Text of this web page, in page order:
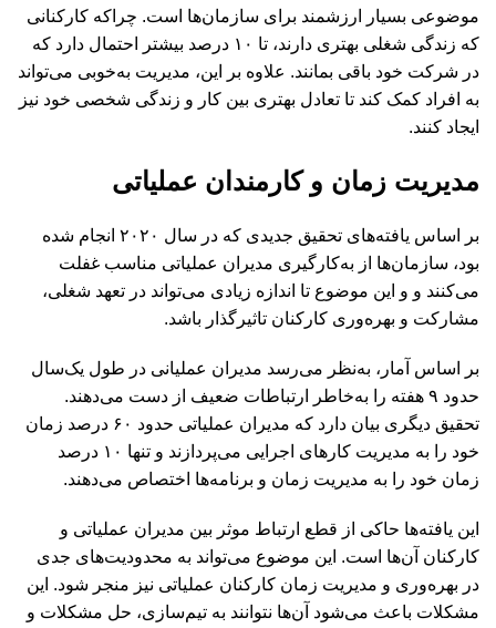
موضوعی بسیار ارزشمند برای سازمان‌ها است. چراکه کارکنانی
که زندگی شغلی بهتری دارند، تا ۱۰ درصد بیشتر احتمال دارد که
در شرکت خود باقی بمانند. علاوه بر این، مدیریت به‌خوبی می‌تواند
به افراد کمک کند تا تعادل بهتری بین کار و زندگی شخصی خود نیز
ایجاد کنند.
مدیریت زمان و کارمندان عملیاتی
بر اساس یافته‌های تحقیق جدیدی که در سال ۲۰۲۰ انجام شده
بود، سازمان‌ها از به‌کارگیری مدیران عملیاتی مناسب غفلت
می‌کنند و و این موضوع تا اندازه زیادی می‌تواند در تعهد شغلی،
مشارکت و بهره‌وری کارکنان تاثیرگذار باشد.
بر اساس آمار، به‌نظر می‌رسد مدیران عملیانی در طول یک‌سال
حدود ۹ هفته را به‌خاطر ارتباطات ضعیف از دست می‌دهند.
تحقیق دیگری بیان دارد که مدیران عملیاتی حدود ۶۰ درصد زمان
خود را به مدیریت کارهای اجرایی می‌پردازند و تنها ۱۰ درصد
زمان خود را به مدیریت زمان و برنامه‌ها اختصاص می‌دهند.
این یافته‌ها حاکی از قطع ارتباط موثر بین مدیران عملیاتی و
کارکنان آن‌ها است. این موضوع می‌تواند به محدودیت‌های جدی
در بهره‌وری و مدیریت زمان کارکنان عملیاتی نیز منجر شود. این
مشکلات باعث می‌شود آن‌ها نتوانند به تیم‌سازی، حل مشکلات و